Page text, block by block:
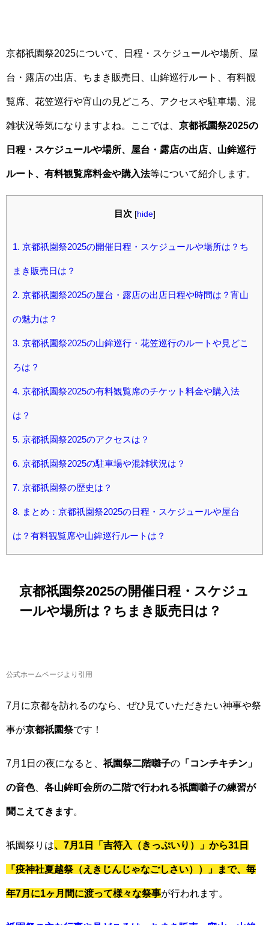
京都祇園祭2025について、日程・スケジュールや場所、屋
台・露店の出店、ちまき販売日、山鉾巡行ルート、有料観
覧席、花笠巡行や宵山の見どころ、アクセスや駐車場、混
雑状況等気になりますよね。ここでは、 京都祇園祭2025の
日程・スケジュールや場所、屋台・露店の出店、山鉾巡行
ルート、有料観覧席料金や購入法等について紹介します。
目次 [hide]
1. 京都祇園祭2025の開催日程・スケジュールや場所は？ち
まき販売日は？
2. 京都祇園祭2025の屋台・露店の出店日程や時間は？宵山
の魅力は？
3. 京都祇園祭2025の山鉾巡行・花笠巡行のルートや見どこ
ろは？
4. 京都祇園祭2025の有料観覧席のチケット料金や購入法
は？
5. 京都祇園祭2025のアクセスは？
6. 京都祇園祭2025の駐車場や混雑状況は？
7. 京都祇園祭の歴史は？
8. まとめ：京都祇園祭2025の日程・スケジュールや屋台
は？有料観覧席や山鉾巡行ルートは？
京都祇園祭2025の開催日程・スケジュ
ールや場所は？ちまき販売日は？
公式ホームページより引用
7月に京都を訪れるのなら、ぜひ見ていただきたい神事や祭
事が京都祇園祭です！
7月1日の夜になると、 祇園祭二階囃子の 「コンチキチン」
の音色 各山鉾町会所の二階で行われる祇園囃子の練習が
聞こえてきます
祇園祭りは 、7月1日「吉符入（きっぷいり）」から31日
「疫神社夏越祭（えきじんじゃなごしさい））」まで、毎
年7月に1ヶ月間に渡って様々な祭事が行われます。